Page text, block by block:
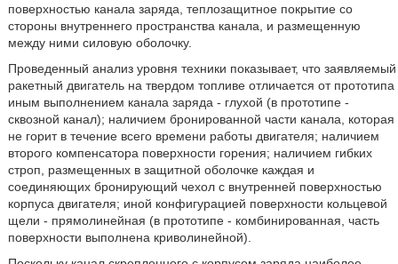
поверхностью канала заряда, теплозащитное покрытие со
стороны внутреннего пространства канала, и размещенную
между ними силовую оболочку.
Проведенный анализ уровня техники показывает, что заявляемый
ракетный двигатель на твердом топливе отличается от прототипа
иным выполнением канала заряда - глухой (в прототипе -
сквозной канал); наличием бронированной части канала, которая
не горит в течение всего времени работы двигателя; наличием
второго компенсатора поверхности горения; наличием гибких
строп, размещенных в защитной оболочке каждая и
соединяющих бронирующий чехол с внутренней поверхностью
корпуса двигателя; иной конфигурацией поверхности кольцевой
щели - прямолинейная (в прототипе - комбинированная, часть
поверхности выполнена криволинейной).